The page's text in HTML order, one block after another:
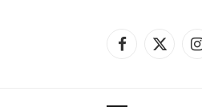
Facebook
X